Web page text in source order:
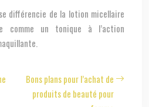
différencie de la lotion micellaire
comme un tonique à l’action
Bons plans pour l’achat de
produits de beauté pour